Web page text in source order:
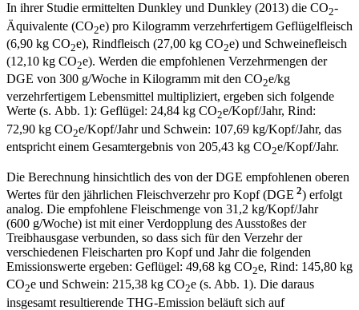
In ihrer Studie ermittelten Dunkley und Dunkley (2013) die CO2-
Äquivalente (CO2e) pro Kilogramm verzehrfertigem Geflügelfleisch
(6,90 kg CO2e), Rindfleisch (27,00 kg CO2e) und Schweinefleisch
(12,10 kg CO2e). Werden die empfohlenen Verzehrmengen der
DGE von 300 g/Woche in Kilogramm mit den CO2e/kg
verzehrfertigem Lebensmittel multipliziert, ergeben sich folgende
Werte (s. Abb. 1): Geflügel: 24,84 kg CO2e/Kopf/Jahr, Rind:
72,90 kg CO2e/Kopf/Jahr und Schwein: 107,69 kg/Kopf/Jahr, das
entspricht einem Gesamtergebnis von 205,43 kg CO2e/Kopf/Jahr.
Die Berechnung hinsichtlich des von der DGE empfohlenen oberen
Wertes für den jährlichen Fleischverzehr pro Kopf (DGE 2) erfolgt
analog. Die empfohlene Fleischmenge von 31,2 kg/Kopf/Jahr
(600 g/Woche) ist mit einer Verdopplung des Ausstoßes der
Treibhausgase verbunden, so dass sich für den Verzehr der
verschiedenen Fleischarten pro Kopf und Jahr die folgenden
Emissionswerte ergeben: Geflügel: 49,68 kg CO2e, Rind: 145,80 kg
CO2e und Schwein: 215,38 kg CO2e (s. Abb. 1). Die daraus
insgesamt resultierende THG-Emission beläuft sich auf